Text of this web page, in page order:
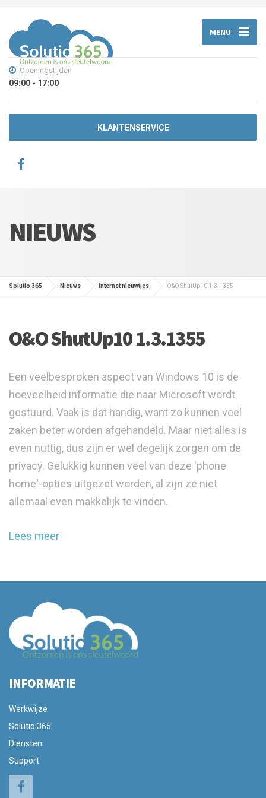
MENU
Openingstijden
09:00 - 17:00
KLANTENSERVICE
NIEUWS
Solutio 365 Nieuws Internet nieuwtjes O&O ShutUp10 1.3.1355
O&O ShutUp10 1.3.1355
Een veelbesproken aspect van Windows 10 is de
hoeveelheid informatie die naar Microsoft wordt
gestuurd. Vaak is dat handig, want zo kunnen veel
zaken beter worden afgehandeld. Maar niet alles is
even nuttig, dus zijn er wel degelijk zorgen om de
privacy. Gelukkig kunnen veel van deze 'phone
home'-opties uitgezet worden, al zijn ze niet
allemaal even makkelijk te vinden.
Lees meer
INFORMATIE
Werkwijze
Solutio 365
Diensten
Support